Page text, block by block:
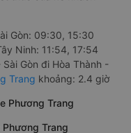
Gòn: 09:30, 15:30
Ninh: 11:54, 17:54
Gòn đi Hòa Thành -
Trang khoảng: 2.4 giờ
Phương Trang
Trang